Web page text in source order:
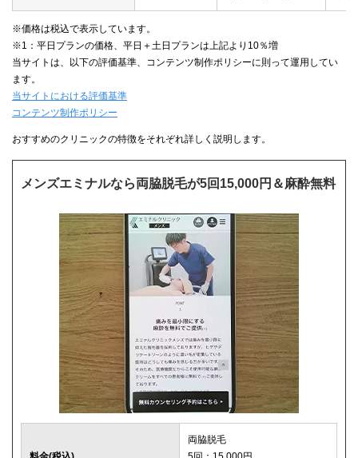
※価格は税込で表示しています。
※1：平日プランの価格、平日＋土日プランは上記より10％増
当サイトは、以下の評価基準、コンテンツ制作ポリシーに則って運用してい
ます。
当サイトにおける評価基準
コンテンツ制作ポリシー
おすすめのクリニックの特徴をそれぞれ詳しく説明します。
メンズエミナルなら両脇脱毛が5回15,000円＆麻酔無料
両脇脱毛